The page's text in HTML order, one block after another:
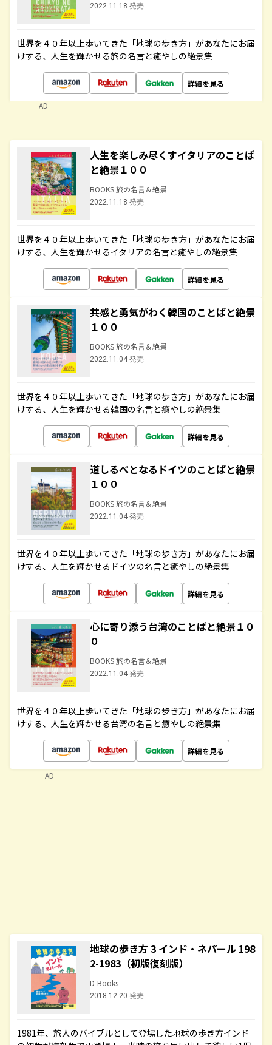
2022.11.18 発売
世界を４０年以上歩いてきた「地球の歩き方」があなたにお届
けする、人生を輝かせる旅の名言と癒やしの絶景集
詳細を見る
AD
人生を楽しみ尽くすイタリアのことば
と絶景１００
BOOKS 旅の名言＆絶景
2022.11.18 発売
世界を４０年以上歩いてきた「地球の歩き方」があなたにお届
けする、人生を輝かせるイタリアの名言と癒やしの絶景集
詳細を見る
共感と勇気がわく韓国のことばと絶景
１００
BOOKS 旅の名言＆絶景
2022.11.04 発売
世界を４０年以上歩いてきた「地球の歩き方」があなたにお届
けする、人生を輝かせる韓国の名言と癒やしの絶景集
詳細を見る
道しるべとなるドイツのことばと絶景
１００
BOOKS 旅の名言＆絶景
2022.11.04 発売
世界を４０年以上歩いてきた「地球の歩き方」があなたにお届
けする、人生を輝かせるドイツの名言と癒やしの絶景集
詳細を見る
心に寄り添う台湾のことばと絶景１０
０
BOOKS 旅の名言＆絶景
2022.11.04 発売
世界を４０年以上歩いてきた「地球の歩き方」があなたにお届
けする、人生を輝かせる台湾の名言と癒やしの絶景集
詳細を見る
地球の歩き方 3 インド・ネパール 198
2-1983（初版復刻版）
D-Books
2018.12.20 発売
1981年、旅人のバイブルとして登場した地球の歩き方インド
AD